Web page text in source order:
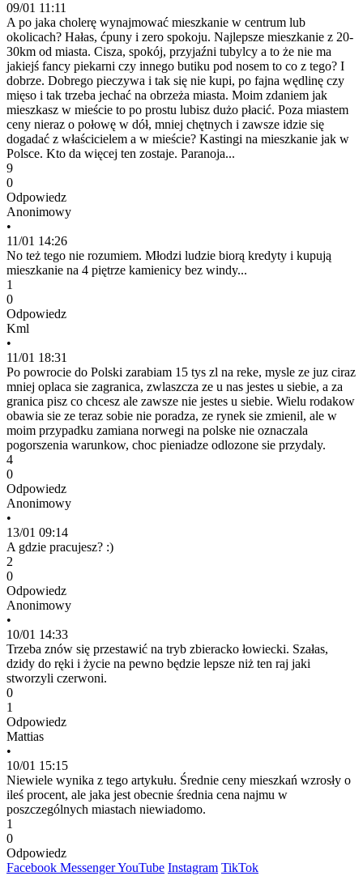
09/01 11:11
A po jaka cholerę wynajmować mieszkanie w centrum lub
okolicach? Hałas, ćpuny i zero spokoju. Najlepsze mieszkanie z 20-
30km od miasta. Cisza, spokój, przyjaźni tubylcy a to że nie ma
jakiejś fancy piekarni czy innego butiku pod nosem to co z tego? I
dobrze. Dobrego pieczywa i tak się nie kupi, po fajna wędlinę czy
mięso i tak trzeba jechać na obrzeża miasta. Moim zdaniem jak
mieszkasz w mieście to po prostu lubisz dużo płacić. Poza miastem
ceny nieraz o połowę w dół, mniej chętnych i zawsze idzie się
dogadać z właścicielem a w mieście? Kastingi na mieszkanie jak w
Polsce. Kto da więcej ten zostaje. Paranoja...
9
0
Odpowiedz
Anonimowy
•
11/01 14:26
No też tego nie rozumiem. Młodzi ludzie biorą kredyty i kupują
mieszkanie na 4 piętrze kamienicy bez windy...
1
0
Odpowiedz
Kml
•
11/01 18:31
Po powrocie do Polski zarabiam 15 tys zl na reke, mysle ze juz ciraz
mniej oplaca sie zagranica, zwlaszcza ze u nas jestes u siebie, a za
granica pisz co chcesz ale zawsze nie jestes u siebie. Wielu rodakow
obawia sie ze teraz sobie nie poradza, ze rynek sie zmienil, ale w
moim przypadku zamiana norwegi na polske nie oznaczala
pogorszenia warunkow, choc pieniadze odlozone sie przydaly.
4
0
Odpowiedz
Anonimowy
•
13/01 09:14
A gdzie pracujesz? :)
2
0
Odpowiedz
Anonimowy
•
10/01 14:33
Trzeba znów się przestawić na tryb zbieracko łowiecki. Szałas,
dzidy do ręki i życie na pewno będzie lepsze niż ten raj jaki
stworzyli czerwoni.
0
1
Odpowiedz
Mattias
•
10/01 15:15
Niewiele wynika z tego artykułu. Średnie ceny mieszkań wzrosły o
ileś procent, ale jaka jest obecnie średnia cena najmu w
poszczególnych miastach niewiadomo.
1
0
Odpowiedz
Facebook MessengerYouTube Instagram TikTok